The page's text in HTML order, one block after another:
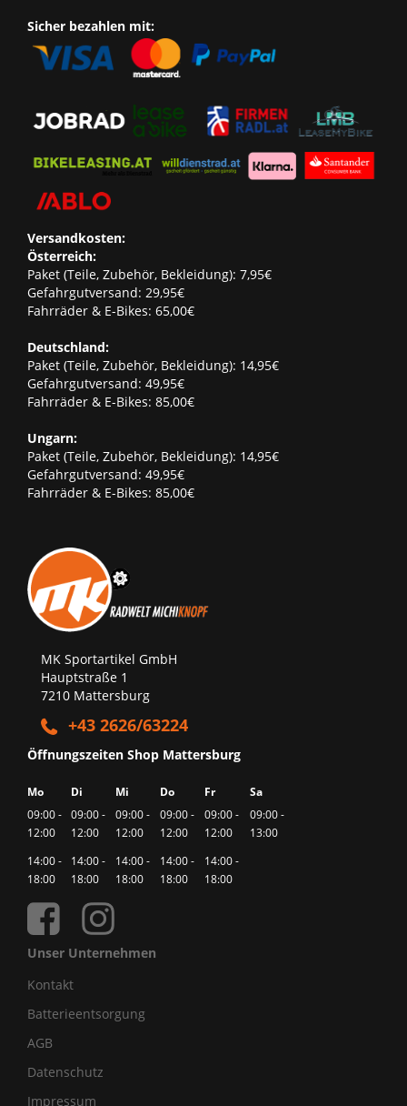
Sicher bezahlen mit:
Versandkosten:
Österreich:
Paket (Teile, Zubehör, Bekleidung): 7,95€
Gefahrgutversand: 29,95€
Fahrräder & E-Bikes: 65,00€
Deutschland:
Paket (Teile, Zubehör, Bekleidung): 14,95€
Gefahrgutversand: 49,95€
Fahrräder & E-Bikes: 85,00€
Ungarn:
Paket (Teile, Zubehör, Bekleidung): 14,95€
Gefahrgutversand: 49,95€
Fahrräder & E-Bikes: 85,00€
MK Sportartikel GmbH
Hauptstraße 1
7210 Mattersburg
+43 2626/63224
Öffnungszeiten Shop Mattersburg
Mo Di Mi Do Fr
Sa
09:00 -
12:00
09:00 -
12:00
09:00 -
12:00
09:00 -
12:00
09:00 -
12:00
09:00 -
13:00
14:00 -
18:00
14:00 -
18:00
14:00 -
18:00
14:00 -
18:00
14:00 -
18:00
Unser Unternehmen
Kontakt
Batterieentsorgung
AGB
Datenschutz
Impressum